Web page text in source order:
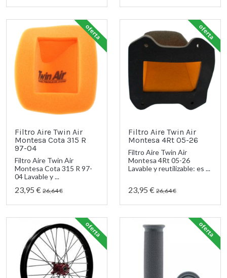
Filtro Aire Twin Air
Montesa Cota 315 R
97-04
Filtro Aire Twin Air
Montesa Cota 315 R 97-
04 Lavable y ...
23,95 € 26,64 €
oferta
Filtro Aire Twin Air
Montesa 4Rt 05-26
Filtro Aire Twin Air
Montesa 4Rt 05-26
Lavable y reutilizable: es ...
23,95 € 26,64 €
oferta
oferta oferta